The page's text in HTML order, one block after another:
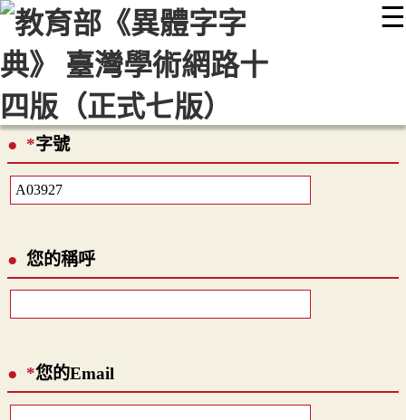
☰
::: 最新消息 常見問題 編輯說明
顯示模式
網站導覽
*字號
您的稱呼
*您的Email